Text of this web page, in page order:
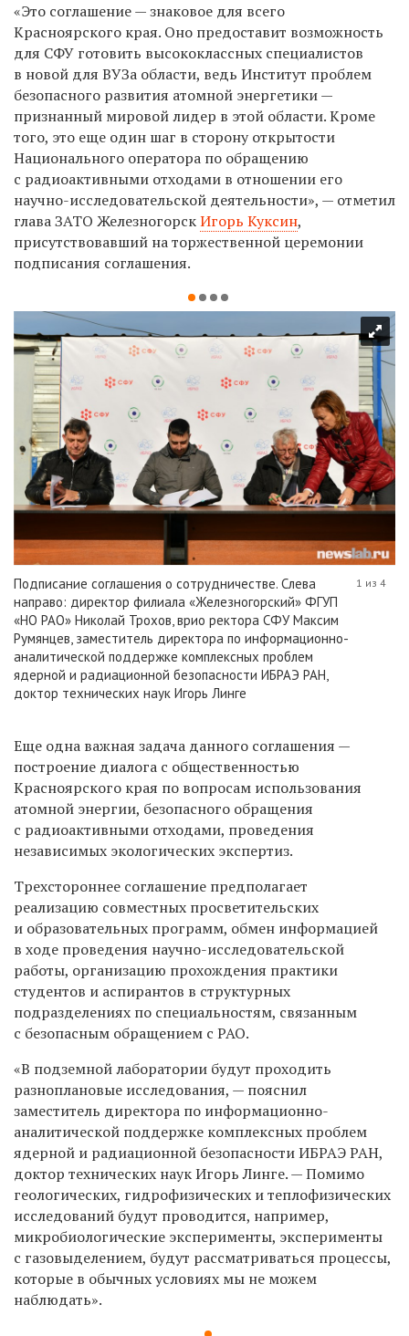
«Это соглашение — знаковое для всего
Красноярского края. Оно предоставит возможность
для СФУ готовить высококлассных специалистов
в новой для ВУЗа области, ведь Институт проблем
безопасного развития атомной энергетики —
признанный мировой лидер в этой области. Кроме
того, это еще один шаг в сторону открытости
Национального оператора по обращению
с радиоактивными отходами в отношении его
научно-исследовательской деятельности», — отметил
глава ЗАТО ЖелезногорскИгорь Куксин,
присутствовавший на торжественной церемонии
подписания соглашения.
Подписание соглашения о сотрудничестве. Слева
направо: директор филиала «Железногорский» ФГУП
«НО РАО» Николай Трохов, врио ректора СФУ Максим
Румянцев, заместитель директора по информационно-
аналитической поддержке комплексных проблем
ядерной и радиационной безопасности ИБРАЭ РАН,
доктор технических наук Игорь Линге
1 из 4
Еще одна важная задача данного соглашения —
построение диалога с общественностью
Красноярского края по вопросам использования
атомной энергии, безопасного обращения
с радиоактивными отходами, проведения
независимых экологических экспертиз.
Трехстороннее соглашение предполагает
реализацию совместных просветительских
и образовательных программ, обмен информацией
в ходе проведения научно-исследовательской
работы, организацию прохождения практики
студентов и аспирантов в структурных
подразделениях по специальностям, связанным
с безопасным обращением с РАО.
«В подземной лаборатории будут проходить
разноплановые исследования, — пояснил
заместитель директора по информационно-
аналитической поддержке комплексных проблем
ядерной и радиационной безопасности ИБРАЭ РАН,
доктор технических наук Игорь Линге. — Помимо
геологических, гидрофизических и теплофизических
исследований будут проводится, например,
микробиологические эксперименты, эксперименты
с газовыделением, будут рассматриваться процессы,
которые в обычных условиях мы не можем
наблюдать».